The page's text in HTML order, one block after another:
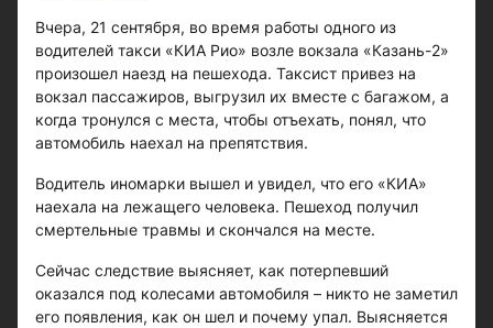
Вчера, 21 сентября, во время работы одного из
водителей такси «КИА Рио» возле вокзала «Казань-2»
произошел наезд на пешехода. Таксист привез на
вокзал пассажиров, выгрузил их вместе с багажом, а
когда тронулся с места, чтобы отъехать, понял, что
автомобиль наехал на препятствия.
Водитель иномарки вышел и увидел, что его «КИА»
наехала на лежащего человека. Пешеход получил
смертельные травмы и скончался на месте.
Сейчас следствие выясняет, как потерпевший
оказался под колесами автомобиля – никто не заметил
его появления, как он шел и почему упал. Выясняется